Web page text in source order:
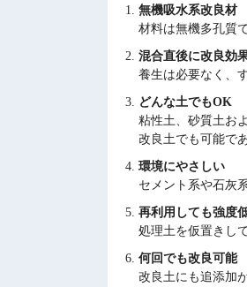
無機吸水系改良材
材料は無機多孔質
混合直後に改良効
養生は必要なく、
どんな土でもOK
粘性土、砂質土お
改良土でも可能であ
環境にやさしい
セメント系や石灰
再利用しても強度
処理土を仮置きし
何回でも改良可能
改良土にも追添加